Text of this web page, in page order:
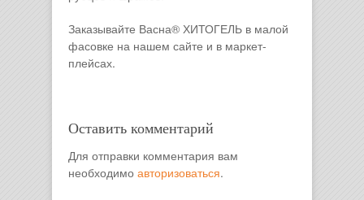
Заказывайте Васна® ХИТОГЕЛЬ в малой
фасовке на нашем сайте и в маркет-
плейсах.
Оставить комментарий
Для отправки комментария вам
необходимо авторизоваться.